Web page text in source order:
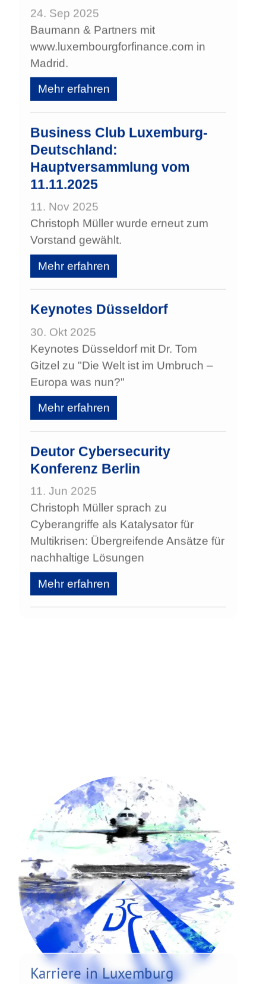
24. Sep 2025
Baumann & Partners mit
www.luxembourgforfinance.com in
Madrid.
Mehr erfahren
Business Club Luxemburg-
Deutschland:
Hauptversammlung vom
11.11.2025
11. Nov 2025
Christoph Müller wurde erneut zum
Vorstand gewählt.
Mehr erfahren
Keynotes Düsseldorf
30. Okt 2025
Keynotes Düsseldorf mit Dr. Tom
Gitzel zu "Die Welt ist im Umbruch –
Europa was nun?"
Mehr erfahren
Deutor Cybersecurity
Konferenz Berlin
11. Jun 2025
Christoph Müller sprach zu
Cyberangriffe als Katalysator für
Multikrisen: Übergreifende Ansätze für
nachhaltige Lösungen
Mehr erfahren
Karriere in Luxemburg